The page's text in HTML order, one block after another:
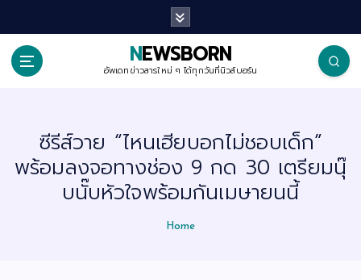
i
NEWSBORN
อัพเดทข่าวสารใหม่ ๆ ได้ทุกวันที่นิวส์บอร์น
ซีรีส์วาย “ไหนเฮียบอกไม่ชอบเด็ก”
พร้อมลงจอทางช่อง 9 กด 30 เตรียมนุ๊
บนั๊บหัวใจพร้อมกันเมษายนนี้
Home